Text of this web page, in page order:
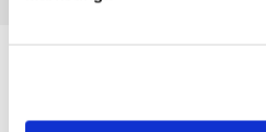
XS S M L